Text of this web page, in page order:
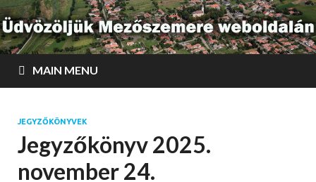
MAIN MENU
JEGYZŐKÖNYVEK
Jegyzőkönyv 2025.
november 24.